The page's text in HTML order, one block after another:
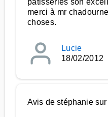
pâtisseries son
merci à mr
choses.
Lucie
18/02/2012
Avis de stéphanie sur